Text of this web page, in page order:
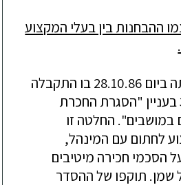
ההבחנות בין בעלי המקצוע
התהליך הייתה ביום 28.10.86 בו התקבלה
במינהל החלטה 339 בעניין "הסגרת החכרת
במושבים". החלטה זו
לחתום עם המינהל,
הסכמי חכירה מיטיבים
שמן. תוקפו של ההסדר